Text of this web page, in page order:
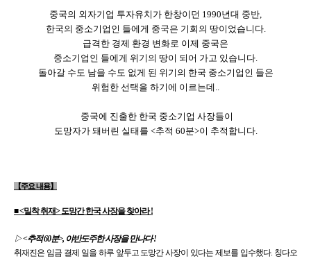
중국의 외자기업 투자유치가 한창이던 1990년대 중반,
한국의 중소기업인 들에게 중국은 기회의 땅이었습니다.
급격한 경제 환경 변화로 이제 중국은
중소기업인 들에게 위기의 땅이 되어 가고 있습니다.
돌아갈 수도 남을 수도 없게 된 위기의 한국 중소기업인 들은
위험한 선택을 하기에 이르는데..
중국에 진출한 한국 중소기업 사장들이
도망자가 돼버린 실태를 <추적 60분>이 추적합니다.
【주요 내용】
■ <밀착 취재> 도망간 한국 사장을 찾아라 !
▷<추적 60분>, 야반도주한 사장을 만나다 !
취재진은 임금 결제 일을 하루 앞두고 도망간 사장이 있다는 제보를 입수했다. 칭다오